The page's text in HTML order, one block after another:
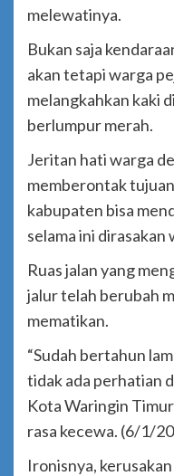
melewatinya.
Bukan saja
akan tetapi warga
melangkahkan kaki
berlumpur merah.
Jeritan hati warga
memberontak
kabupaten bisa
selama ini dirasakan
Ruas jalan yang
jalur telah berubah
mematikan.
“Sudah bertahun
tidak ada perhatian
Kota Waringin
rasa kecewa. (6/1/
Ironisnya,